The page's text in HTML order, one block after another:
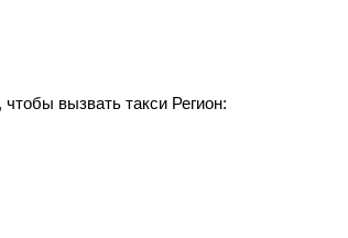
вызвать такси Регион: